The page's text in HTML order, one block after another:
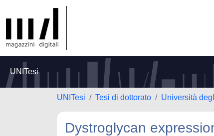
UNITesi
UNITesi Tesi di dottorato Università
Dystroglycan